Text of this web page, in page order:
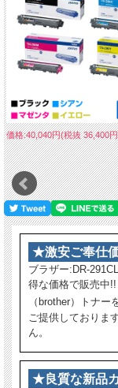
価格:40,040円(税抜 36,400
★激安ご奉仕
ブラザー:DR-
得な価格で販売中
（brother）トナー
ご提供しておりま
ん。
★良質な新品